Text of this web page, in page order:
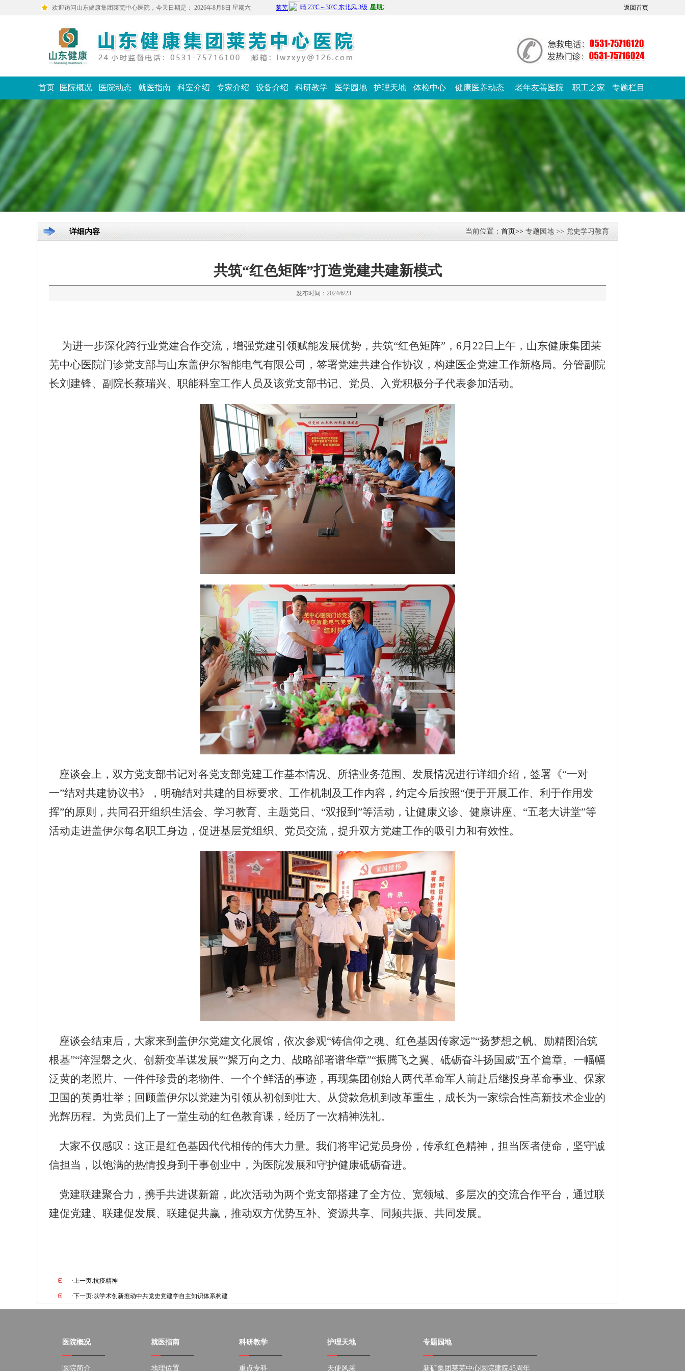
欢迎访问山东健康集团莱芜中心医院，今天日期是： 2026年8月8日 星期六 返回首页
首页 医院概况 医院动态 就医指南 科室介绍 专家介绍 设备介绍 科研教学 医学园地 护理天地 体检中心 健康医养动态 老年友善医院 职工之家 专题栏目
详细内容 当前位置： 首页>>专题园地 >> 党史学习教育
共筑“红色矩阵”打造党建共建新模式
发布时间：2024/6/23
为进一步深化跨行业党建合作交流，增强党建引领赋能发展优势，共筑“红色矩阵”，6月22日上午，山东健康集团莱
芜中心医院门诊党支部与山东盖伊尔智能电气有限公司，签署党建共建合作协议，构建医企党建工作新格局。分管副院
长刘建锋、副院长蔡瑞兴、职能科室工作人员及该党支部书记、党员、入党积极分子代表参加活动。
座谈会上，双方党支部书记对各党支部党建工作基本情况、所辖业务范围、发展情况进行详细介绍，签署《“一对
一”结对共建协议书》，明确结对共建的目标要求、工作机制及工作内容，约定今后按照“便于开展工作、利于作用发
挥”的原则，共同召开组织生活会、学习教育、主题党日、“双报到”等活动，让健康义诊、健康讲座、“五老大讲堂”等
活动走进盖伊尔每名职工身边，促进基层党组织、党员交流，提升双方党建工作的吸引力和有效性。
座谈会结束后，大家来到盖伊尔党建文化展馆，依次参观“铸信仰之魂、红色基因传家远”“扬梦想之帆、励精图治筑
根基”“淬涅磐之火、创新变革谋发展”“聚万向之力、战略部署谱华章”“振腾飞之翼、砥砺奋斗扬国威”五个篇章。一幅幅
泛黄的老照片、一件件珍贵的老物件、一个个鲜活的事迹，再现集团创始人两代革命军人前赴后继投身革命事业、保家
卫国的英勇壮举；回顾盖伊尔以党建为引领从初创到壮大、从贷款危机到改革重生，成长为一家综合性高新技术企业的
光辉历程。为党员们上了一堂生动的红色教育课，经历了一次精神洗礼。
大家不仅感叹：这正是红色基因代代相传的伟大力量。我们将牢记党员身份，传承红色精神，担当医者使命，坚守诚
信担当，以饱满的热情投身到干事创业中，为医院发展和守护健康砥砺奋进。
党建联建聚合力，携手共进谋新篇，此次活动为两个党支部搭建了全方位、宽领域、多层次的交流合作平台，通过联
建促党建、联建促发展、联建促共赢，推动双方优势互补、资源共享、同频共振、共同发展。
·上一页:抗疫精神
·下一页:以学术创新推动中共党史党建学自主知识体系构建
医院概况
医院简介
就医指南
地理位置
科研教学
重点专科
护理天地
天使风采
专题园地
新矿集团莱芜中心医院建院45周年